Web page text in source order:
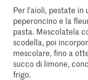
Per l'aioli, pestate in
peperoncino e la
pasta. Mescolatela
scodella, poi
mescolare, fino a
succo di limone,
frigo.